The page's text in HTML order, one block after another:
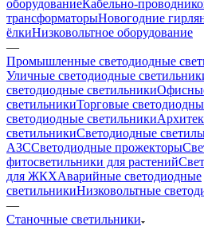
оборудованиеКабельно-
трансформаторыНовогодние
ёлкиНизковольтное оборудование
—
Промышленные светодиодные
Уличные светодиодные
светодиодные светильники
светильникиТорговые
светодиодные светильники
светильникиСветодиодные
АЗССветодиодные прожекторы
фитосветильники для растений
для ЖКХАварийные светодиодные
светильникиНизковольтные
—
Станочные светильники